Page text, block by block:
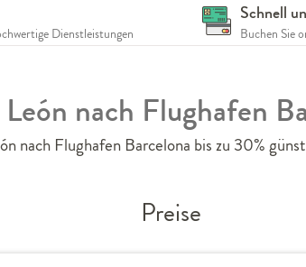
Dienstleistungen
Schnell
Buchen Sie
nach Flughafen
nach Flughafen Barcelona bis zu 30%
Preise